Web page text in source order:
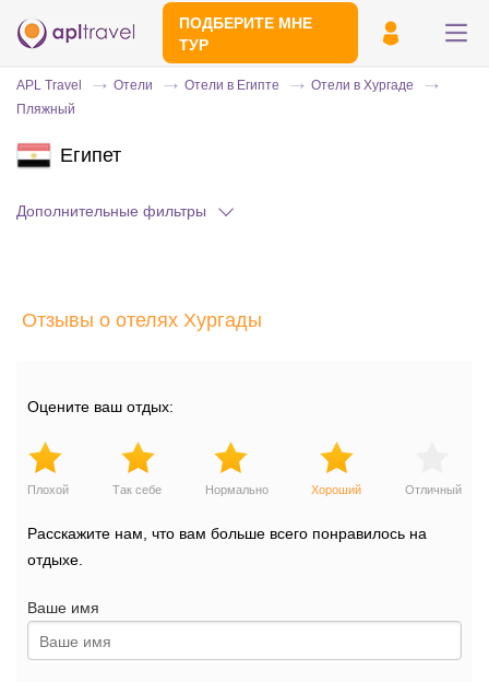
ПОДБЕРИТЕ МНЕ
ТУР
Эксперт свяжется с вами и сделает
APL Travel Отели Отели в Египте
Отели в Хургаде
Пляжный
Египет
Дополнительные фильтры
Отзывы о отелях Хургады
Оцените ваш отдых:
Плохой Так себе Нормально Хороший Отличный
Расскажите нам, что вам больше всего понравилось на
отдыхе.
Ваше имя